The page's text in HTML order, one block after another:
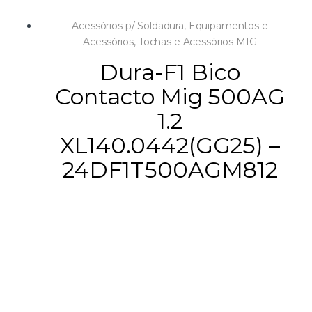
Acessórios p/ Soldadura, Equipamentos e
Acessórios, Tochas e Acessórios MIG
Dura-F1 Bico
Contacto Mig 500AG
1.2
XL140.0442(GG25) –
24DF1T500AGM812